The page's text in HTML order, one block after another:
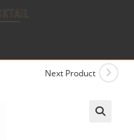
Next Product